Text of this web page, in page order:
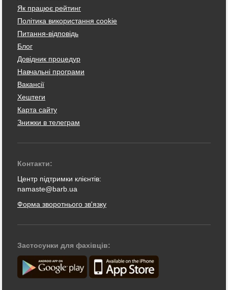
Як працює рейтинг
Політика використання cookie
Питання-відповідь
Блог
Довідник процедур
Навчальні програми
Вакансії
Хештеги
Карта сайту
Знижки в телеграм
Контакти:
Центр підтримки клієнтів:
namaste@barb.ua
Форма зворотнього зв'язку
Застосунки для фахівців: